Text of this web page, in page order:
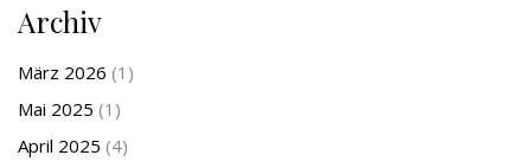
Archiv
März 2026 (1)
Mai 2025 (1)
April 2025 (4)